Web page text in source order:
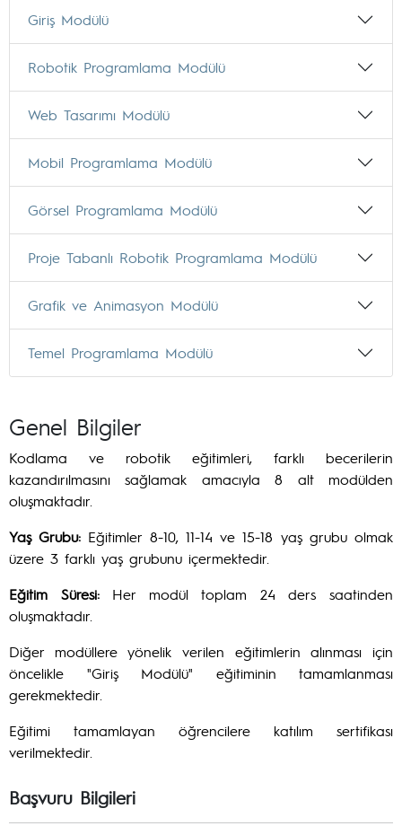
Giriş Modülü
Robotik Programlama Modülü
Web Tasarımı Modülü
Mobil Programlama Modülü
Görsel Programlama Modülü
Proje Tabanlı Robotik Programlama Modülü
Grafik ve Animasyon Modülü
Temel Programlama Modülü
Genel Bilgiler
Kodlama ve robotik eğitimleri, farklı becerilerin
kazandırılmasını sağlamak amacıyla 8 alt modülden
oluşmaktadır.
Yaş Grubu: Eğitimler 8-10, 11-14 ve 15-18 yaş grubu olmak
üzere 3 farklı yaş grubunu içermektedir.
Eğitim Süresi:Her modül toplam 24 ders saatinden
oluşmaktadır.
Diğer modüllere yönelik verilen eğitimlerin alınması için
öncelikle "Giriş Modülü" eğitiminin tamamlanması
gerekmektedir.
Eğitimi tamamlayan öğrencilere katılım sertifikası
verilmektedir.
Başvuru Bilgileri